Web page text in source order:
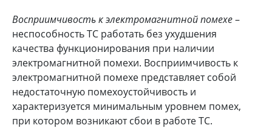
Восприимчивость к электромагнитной помехе–
неспособность ТС работать без ухудшения
качества функционирования при наличии
электромагнитной помехи. Восприимчивость к
электромагнитной помехе представляет собой
недостаточную помехоустойчивость и
характеризуется минимальным уровнем помех,
при котором возникают сбои в работе ТС.